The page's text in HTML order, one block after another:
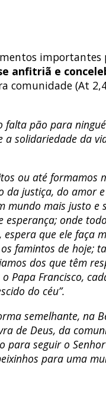
anfitriã e
(At
pão para
solidariedade da
ou até
justiça, do amor
mais justo
onde
que ele
famintos de hoje;
dos que têm
Francisco,
do céu”.
semelhante,
de Deus, da
seguir o
para uma